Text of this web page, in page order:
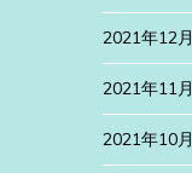
2021年12月
2021年11月
2021年10月